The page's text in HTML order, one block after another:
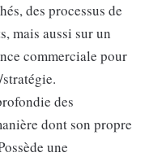
des processus de
mais aussi sur un
commerciale pour
des
dont son propre
une